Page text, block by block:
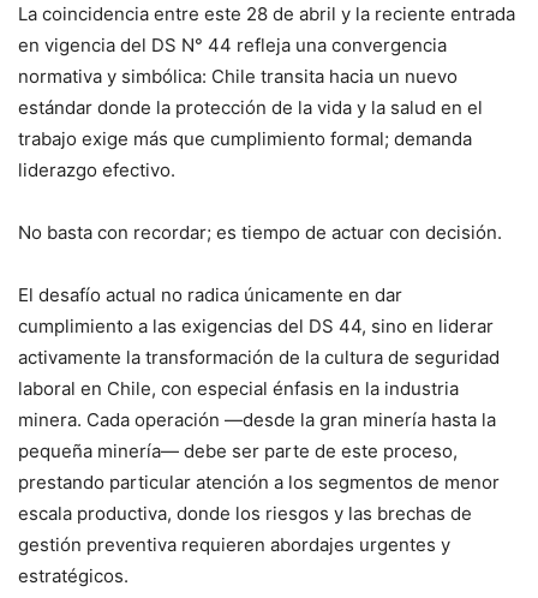
La coincidencia entre este 28 de abril y la reciente entrada
en vigencia del DS N° 44 refleja una convergencia
normativa y simbólica: Chile transita hacia un nuevo
estándar donde la protección de la vida y la salud en el
trabajo exige más que cumplimiento formal; demanda
liderazgo efectivo.
No basta con recordar; es tiempo de actuar con decisión.
El desafío actual no radica únicamente en dar
cumplimiento a las exigencias del DS 44, sino en liderar
activamente la transformación de la cultura de seguridad
laboral en Chile, con especial énfasis en la industria
minera. Cada operación —desde la gran minería hasta la
pequeña minería— debe ser parte de este proceso,
prestando particular atención a los segmentos de menor
escala productiva, donde los riesgos y las brechas de
gestión preventiva requieren abordajes urgentes y
estratégicos.